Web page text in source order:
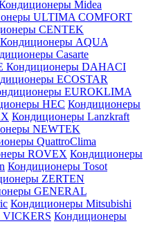
Midea
ULTIMA COMFORT
CENTEK
Кондиционеры AQUA
Casarte
Кондиционеры DAHACI
ECOSTAR
EUROKLIMA
HEC Кондиционеры
Кондиционеры Lanzkraft
NEWTEK
QuattroClima
ROVEX Кондиционеры
Кондиционеры Tosot
ZERTEN
GENERAL
Кондиционеры Mitsubishi
Кондиционеры